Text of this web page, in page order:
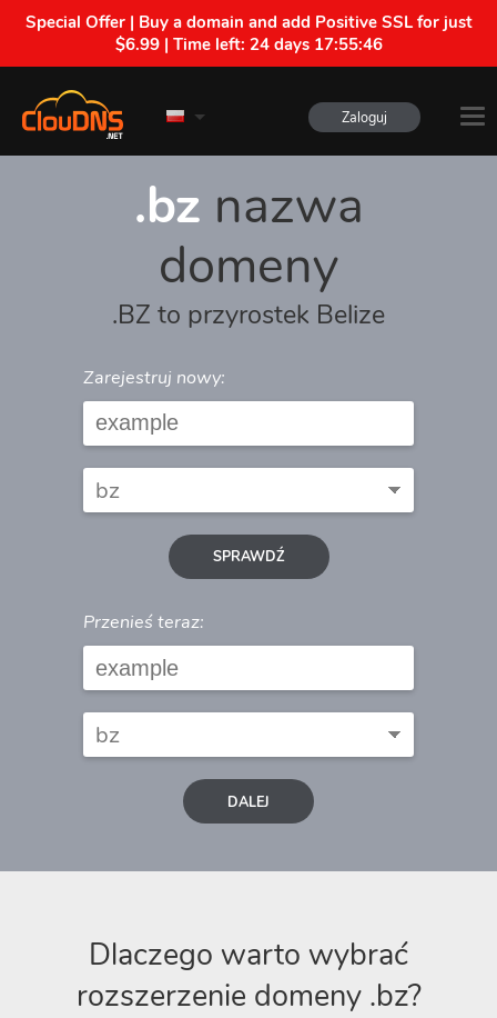
Special Offer | Buy a domain and add Positive SSL for just
$6.99 | Time left: 24 days 17:55:46
Zaloguj
.bz nazwa
domeny
.BZ to przyrostek Belize
Zarejestruj nowy:
SPRAWDŹ
Przenieś teraz:
DALEJ
Dlaczego warto wybrać
rozszerzenie domeny .bz?